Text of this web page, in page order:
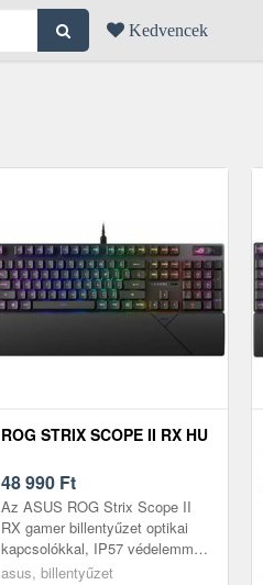
Kedvencek
ROG STRIX SCOPE II RX HU
48 990 Ft
Az ASUS ROG Strix Scope II
RX gamer billentyűzet optikai
kapcsolókkal, IP57 védelemmel
és RGB világítással biztosít
asus, billentyűzet